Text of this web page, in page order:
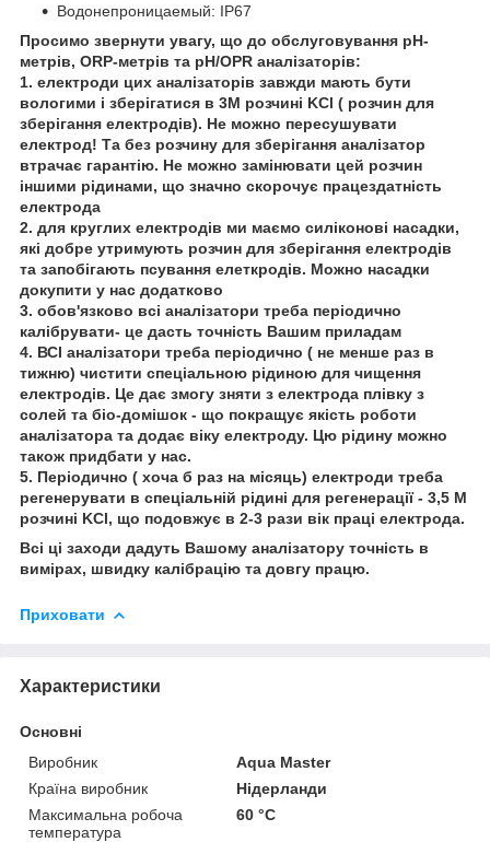
Водонепроницаемый: IP67
Просимо звернути увагу, що до обслуговування pH-
метрів, ORP-метрів та pH/OPR аналізаторів:
1. електроди цих аналізаторів завжди мають бути
вологими і зберігатися в 3М розчині KCl ( розчин для
зберігання електродів). Не можно пересушувати
електрод! Та без розчину для зберігання аналізатор
втрачає гарантію. Не можно замінювати цей розчин
іншими рідинами, що значно скорочує працездатність
електрода
2. для круглих електродів ми маємо силіконові насадки,
які добре утримують розчин для зберігання електродів
та запобігають псування елеткродів. Можно насадки
докупити у нас додатково
3. обов'язково всі аналізатори треба періодично
калібрувати- це дасть точність Вашим приладам
4. ВСІ аналізатори треба періодично ( не менше раз в
тижню) чистити спеціальною рідиною для чищення
електродів. Це дає змогу зняти з електрода плівку з
солей та біо-домішок - що покращує якість роботи
аналізатора та додає віку електроду. Цю рідину можно
також придбати у нас.
5. Періодично ( хоча б раз на місяць) електроди треба
регенерувати в спеціальній рідині для регенерації - 3,5 М
розчині KCl, що подовжує в 2-3 рази вік праці електрода.
Всі ці заходи дадуть Вашому аналізатору точність в
вимірах, швидку калібрацію та довгу працю.
Приховати
Характеристики
Основні
Виробник
Aqua Master
Країна виробник
Нідерланди
Максимальна робоча
температура
60 °С